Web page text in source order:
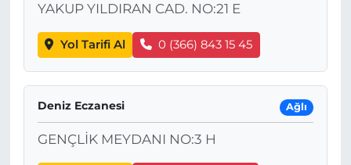
YAKUP YILDIRAN CAD. NO:21 E
Yol Tarifi Al 0 (366) 843 15 45
Deniz Eczanesi Ağlı
GENÇLİK MEYDANI NO:3 H